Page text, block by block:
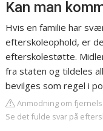
Kan man
Hvis en familie har
efterskoleophold, er
efterskolestøtte.
fra staten og tildeles
bevilges som regel i
Anmodning om
Se det fulde svar på